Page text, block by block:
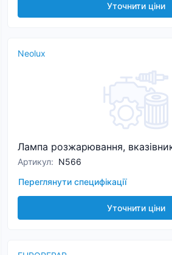
Уточнити ціни
Neolux
Лампа розжарювання,
Артикул: N566
Переглянути специфікації
Уточнити ціни